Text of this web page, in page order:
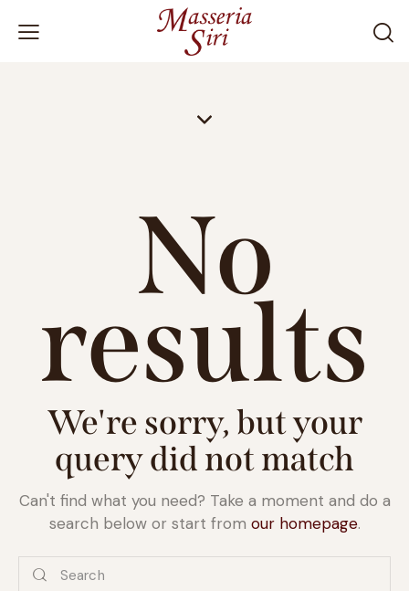
No
results
We're sorry, but your
query did not match
Can't find what you need? Take a moment and do a
search below or start from our homepage.